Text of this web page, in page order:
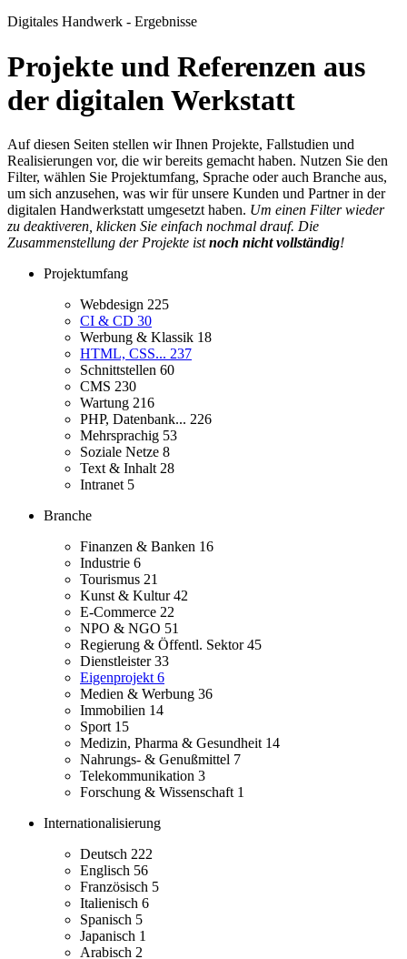
Digitales Handwerk - Ergebnisse
Projekte und Referenzen aus
der digitalen Werkstatt
Auf diesen Seiten stellen wir Ihnen Projekte, Fallstudien und
Realisierungen vor, die wir bereits gemacht haben. Nutzen Sie den
Filter, wählen Sie Projektumfang, Sprache oder auch Branche aus,
um sich anzusehen, was wir für unsere Kunden und Partner in der
digitalen Handwerkstatt umgesetzt haben. Um einen Filter wieder
zu deaktiveren, klicken Sie einfach nochmal drauf. Die
Zusammenstellung der Projekte istnoch nicht vollständig!
Projektumfang
Webdesign 225
CI & CD 30
Werbung & Klassik 18
HTML, CSS... 237
Schnittstellen 60
CMS 230
Wartung 216
PHP, Datenbank... 226
Mehrsprachig 53
Soziale Netze 8
Text & Inhalt 28
Intranet 5
Branche
Finanzen & Banken 16
Industrie 6
Tourismus 21
Kunst & Kultur42
E-Commerce 22
NPO & NGO 51
Regierung & Öffentl. Sektor45
Dienstleister33
Eigenprojekt 6
Medien & Werbung 36
Immobilien 14
Sport 15
Medizin, Pharma & Gesundheit 14
Nahrungs- & Genußmittel 7
Telekommunikation 3
Forschung & Wissenschaft 1
Internationalisierung
Deutsch 222
Englisch 56
Französisch 5
Italienisch 6
Spanisch 5
Japanisch 1
Arabisch 2